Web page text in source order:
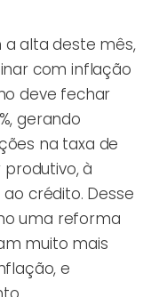
a alta deste mês,
com inflação
deve fechar
gerando
na taxa de
à
crédito. Desse
uma reforma
muito mais
e